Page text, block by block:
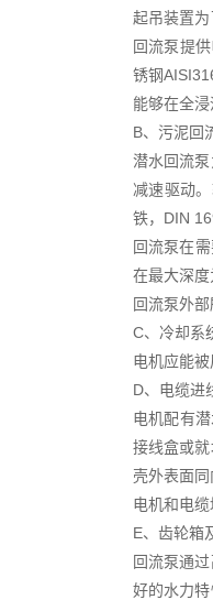
起吊装置
回流泵提
锈钢
能够在全
B、污泥回
潜水回流
减速驱动
铁，DIN
回流泵在
在最大深
回流泵外
C、冷却系
电机应能
D、电缆进
电机配有
接线盒或
壳外表面
电机和电
E、齿轮箱
回流泵通
好的水力